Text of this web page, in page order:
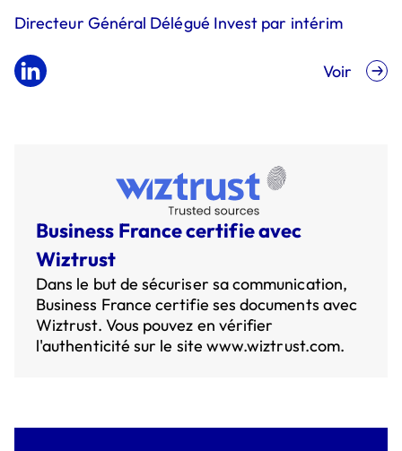
Directeur Général Délégué Invest par intérim
Voir
Business France certifie avec
Wiztrust
Dans le but de sécuriser sa communication,
Business France certifie ses documents avec
Wiztrust. Vous pouvez en vérifier
l'authenticité sur le site www.wiztrust.com.